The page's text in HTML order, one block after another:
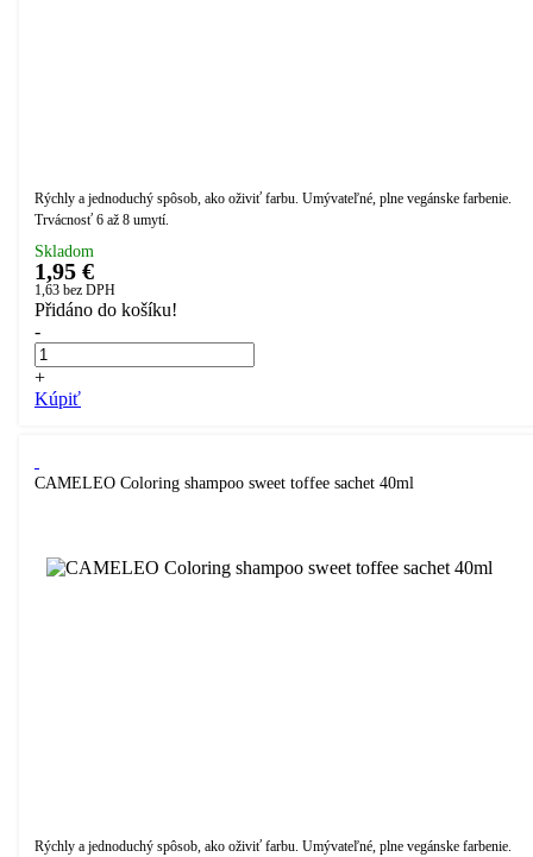
Rýchly a jednoduchý spôsob, ako oživiť farbu. Umývateľné, plne vegánske farbenie.
Trvácnosť 6 až 8 umytí.
Skladom
1,95 €
1,63 bez DPH
Přidáno do košíku!
-
+
Kúpiť
CAMELEO Coloring shampoo sweet toffee sachet 40ml
Rýchly a jednoduchý spôsob, ako oživiť farbu. Umývateľné, plne vegánske farbenie.